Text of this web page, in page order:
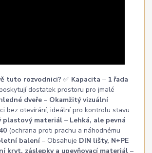
tuto rozvodnici? ✅ Kapacita – 1 řada
dostatek prostoru pro jmalé
dveře – Okamžitý vizuální
bez otevírání, ideální pro kontrolu stavu
plastový materiál – Lehká, ale pevná
(ochrana proti prachu a náhodnému
balení– Obsahuje DIN lišty, N+PE
kryt, záslepky a upevňovací materiál –